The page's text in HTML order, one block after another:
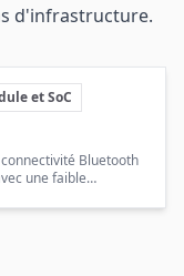
d'infrastructure.
et SoC
Bluetooth
une faible